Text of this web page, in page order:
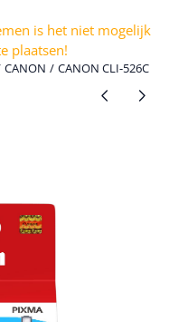
is het niet mogelijk
plaatsen!
CANON / CANON CLI-526C